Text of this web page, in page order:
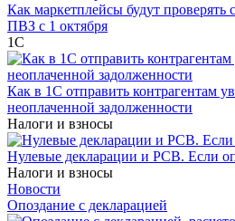
Как маркетплейсы будут проверять
ПВЗ с 1 октября
1С
Как в 1С отправить контрагентам
неоплаченной задолженности
Налоги и взносы
Нулевые декларации и РСВ. Если
Налоги и взносы
Новости
Опоздание с декларацией